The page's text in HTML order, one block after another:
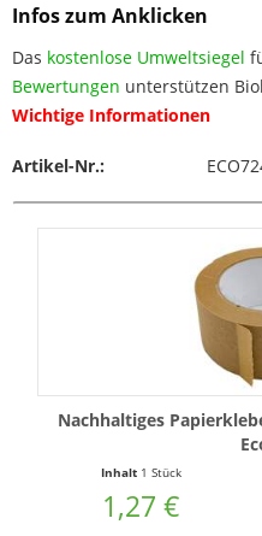
Infos zum Anklicken
Das kostenlose Umweltsiegel
Bewertungen unterstützen
Wichtige Informationen
Artikel-Nr.:
Nachhaltiges
Inhalt 1 Stück
1,27 €